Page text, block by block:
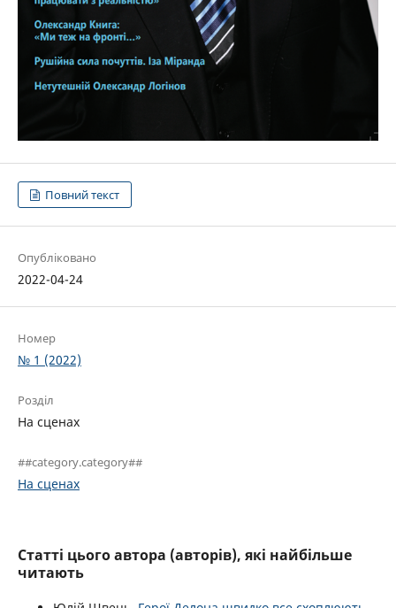
Повний текст
Опубліковано
2022-04-24
Номер
№ 1 (2022)
Розділ
На сценах
##category.category##
На сценах
Статті цього автора (авторів), які найбільше
читають